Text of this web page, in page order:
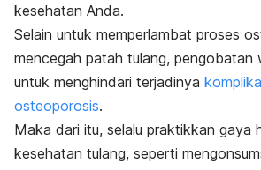
kesehatan Anda.
Selain untuk memperlambat proses
mencegah patah tulang, pengobatan
untuk menghindari terjadinya
osteoporosis.
Maka dari itu, selalu praktikkan gaya
kesehatan tulang, seperti